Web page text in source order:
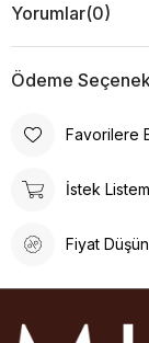
faydalı bir
Yorumlar(0)
Ödeme
Favorilere
İstek
Fiyat